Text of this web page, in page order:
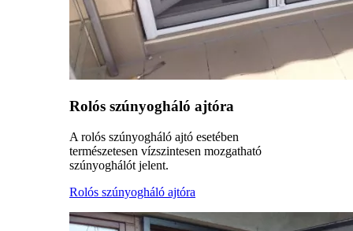
Rolós szúnyogháló ajtóra
A rolós szúnyogháló ajtó esetében
természetesen vízszintesen mozgatható
szúnyoghálót jelent.
Rolós szúnyogháló ajtóra